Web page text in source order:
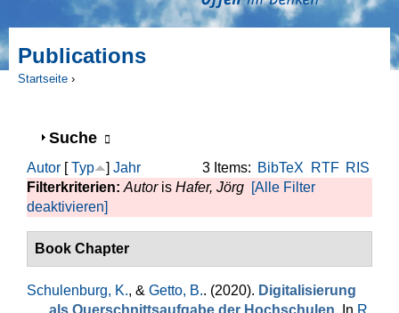
Publications
Startseite ›
Anzeigen
Suche
3 Items: BibTeX RTF RIS
Autor [Typ ] Jahr
Filterkriterien: Autoris Hafer, Jörg [Alle Filter
deaktivieren]
Book Chapter
Schulenburg, K., & Getto, B.. (2020). Digitalisierung
als Querschnittsaufgabe der Hochschulen. In R.